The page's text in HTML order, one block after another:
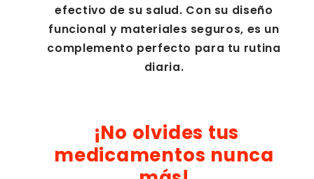
efectivo de su salud. Con su diseño
funcional y materiales seguros, es un
complemento perfecto para tu rutina
diaria.
¡No olvides tus
medicamentos nunca